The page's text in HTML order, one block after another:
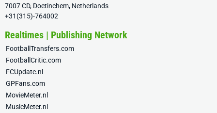
7007 CD, Doetinchem, Netherlands
+31(315)-764002
Realtimes | Publishing Network
FootballTransfers.com
FootballCritic.com
FCUpdate.nl
GPFans.com
MovieMeter.nl
MusicMeter.nl